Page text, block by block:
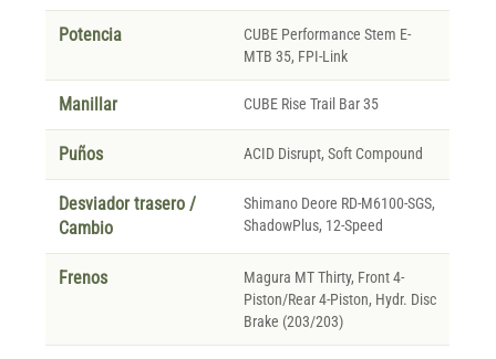
Potencia
CUBE Performance Stem E-
MTB 35, FPI-Link
Manillar CUBE Rise Trail Bar 35
Puños ACID Disrupt, Soft Compound
Desviador trasero /
Cambio
Shimano Deore RD-M6100-SGS,
ShadowPlus, 12-Speed
Frenos
Magura MT Thirty, Front 4-
Piston/Rear 4-Piston, Hydr. Disc
Brake (203/203)